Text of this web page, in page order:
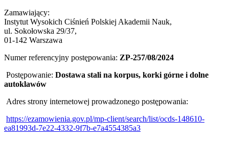
Zamawiający:
Instytut Wysokich Ciśnień Polskiej Akademii Nauk,
ul. Sokołowska 29/37,
01-142 Warszawa
Numer referencyjny postępowania: ZP-257/08/2024
Postępowanie: Dostawa stali na korpus, korki górne i dolne
autoklawów
Adres strony internetowej prowadzonego postępowania:
https://ezamowienia.gov.pl/mp-client/search/list/ocds-148610-
ea81993d-7e22-4332-9f7b-e7a4554385a3